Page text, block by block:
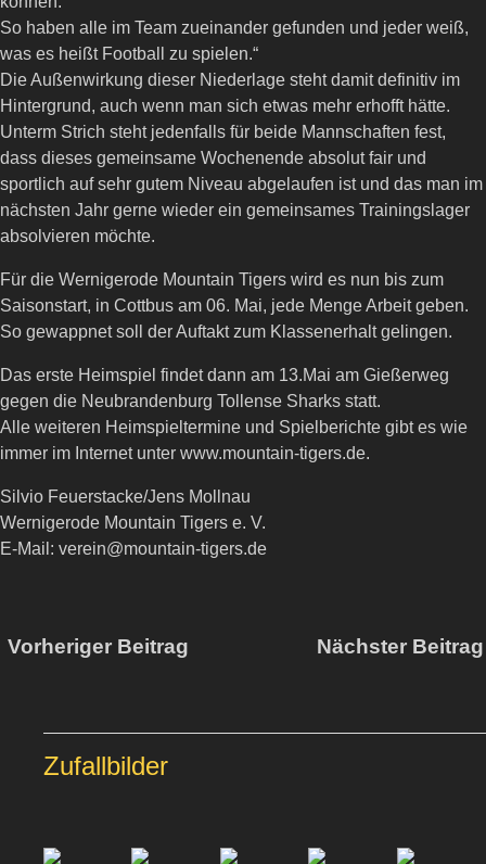
So haben alle im Team zueinander gefunden und jeder weiß,
was es heißt Football zu spielen.“
Die Außenwirkung dieser Niederlage steht damit definitiv im
Hintergrund, auch wenn man sich etwas mehr erhofft hätte.
Unterm Strich steht jedenfalls für beide Mannschaften fest,
dass dieses gemeinsame Wochenende absolut fair und
sportlich auf sehr gutem Niveau abgelaufen ist und das man im
nächsten Jahr gerne wieder ein gemeinsames Trainingslager
absolvieren möchte.
Für die Wernigerode Mountain Tigers wird es nun bis zum
Saisonstart, in Cottbus am 06. Mai, jede Menge Arbeit geben.
So gewappnet soll der Auftakt zum Klassenerhalt gelingen.
Das erste Heimspiel findet dann am 13.Mai am Gießerweg
gegen die Neubrandenburg Tollense Sharks statt.
Alle weiteren Heimspieltermine und Spielberichte gibt es wie
immer im Internet unter www.mountain-tigers.de.
Silvio Feuerstacke/Jens Mollnau
Wernigerode Mountain Tigers e. V.
E-Mail: verein@mountain-tigers.de
Beitrag Nächster
Zufallbilder